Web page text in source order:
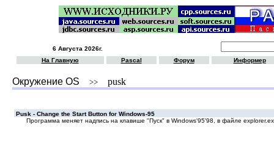
6 Августа 2026г.
На Главную
Pascal Форум Информер
Окружение OS >> pusk
Pusk - Change the Start Button for Windows-95
Программа меняет надпись на клавише "Пуск" в Windows'95'98, в файле